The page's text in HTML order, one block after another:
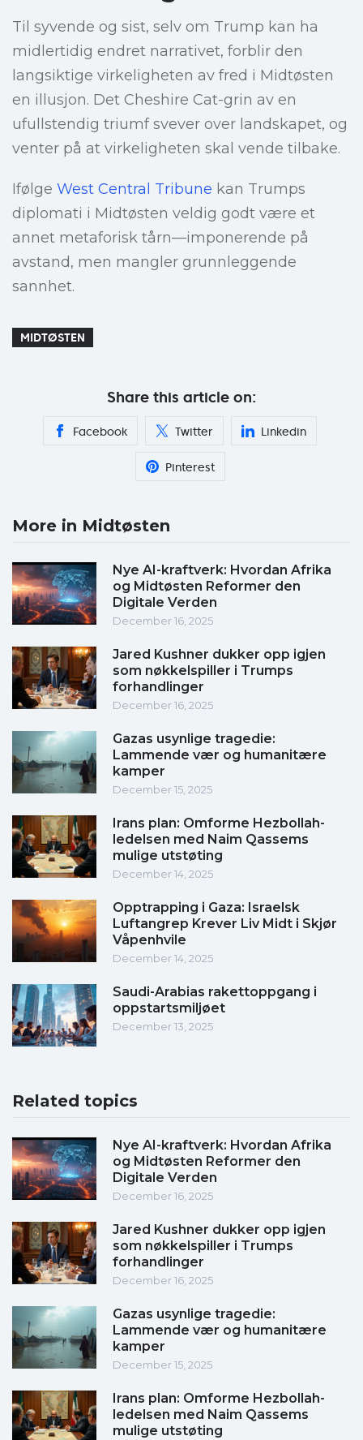
Til syvende og sist, selv om Trump kan ha
midlertidig endret narrativet, forblir den
langsiktige virkeligheten av fred i Midtøsten
en illusjon. Det Cheshire Cat-grin av en
ufullstendig triumf svever over landskapet, og
venter på at virkeligheten skal vende tilbake.
Ifølge West Central Tribune kan Trumps
diplomati i Midtøsten veldig godt være et
annet metaforisk tårn—imponerende på
avstand, men mangler grunnleggende
sannhet.
MIDTØSTEN
Share this article on:
Facebook Twitter Linkedin
Pinterest
More in Midtøsten
Nye AI-kraftverk: Hvordan Afrika
og Midtøsten Reformer den
Digitale Verden
December 16, 2025
Jared Kushner dukker opp igjen
som nøkkelspiller i Trumps
forhandlinger
December 16, 2025
Gazas usynlige tragedie:
Lammende vær og humanitære
kamper
December 15, 2025
Irans plan: Omforme Hezbollah-
ledelsen med Naim Qassems
mulige utstøting
December 14, 2025
Opptrapping i Gaza: Israelsk
Luftangrep Krever Liv Midt i Skjør
Våpenhvile
December 14, 2025
Saudi-Arabias rakettoppgang i
oppstartsmiljøet
December 13, 2025
Related topics
Nye AI-kraftverk: Hvordan Afrika
og Midtøsten Reformer den
Digitale Verden
December 16, 2025
Jared Kushner dukker opp igjen
som nøkkelspiller i Trumps
forhandlinger
December 16, 2025
Gazas usynlige tragedie:
Lammende vær og humanitære
kamper
December 15, 2025
Irans plan: Omforme Hezbollah-
ledelsen med Naim Qassems
mulige utstøting